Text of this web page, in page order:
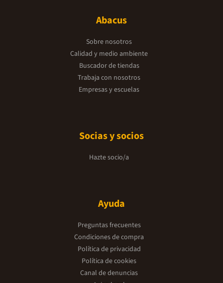
Abacus
Sobre nosotros
Calidad y medio ambiente
Buscador de tiendas
Trabaja con nosotros
Empresas y escuelas
Socias y socios
Hazte socio/a
Ayuda
Preguntas frecuentes
Condiciones de compra
Política de privacidad
Política de cookies
Canal de denuncias